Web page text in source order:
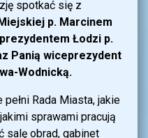
spotkać się z
p. Marcinem
Łodzi p.
Panią wiceprezydent
Wodnicką.
Rada Miasta, jakie
sprawami pracują
salę obrad, gabinet